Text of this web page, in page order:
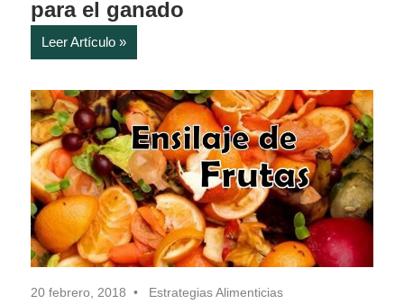
para el ganado
Leer Artículo
20 febrero, 2018 Estrategias Alimenticias